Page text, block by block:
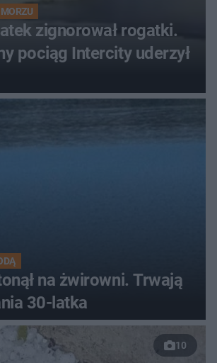
zignorował rogatki.
pociąg Intercity uderzył
na żwirowni. Trwają
30-latka
10